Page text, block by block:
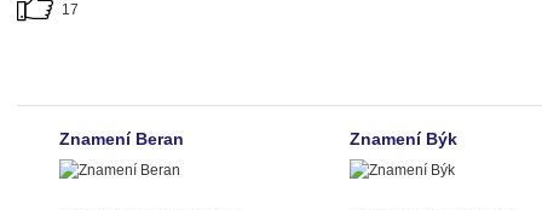
17
Znamení Beran Znamení Býk